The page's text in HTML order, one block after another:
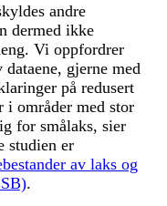
andre
dermed ikke
Vi oppfordrer
gjerne med
på redusert
områder med stor
for smålaks, sier
studien er
av laks og
.